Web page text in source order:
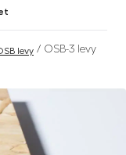
levy / OSB-3 levy